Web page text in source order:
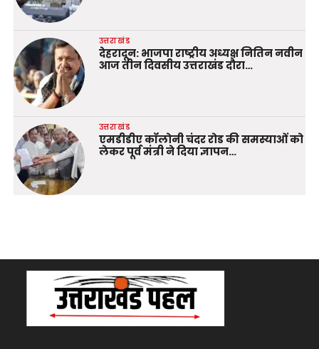
उत्तराखंड
देहरादून: भाजपा राष्ट्रीय अध्यक्ष नितिन नवीन
आज तीन दिवसीय उत्तराखंड दौरा…
उत्तराखंड
एमडीडीए कॉलोनी चंदर रोड की समस्याओं को
लेकर पूर्व मंत्री ने दिया ज्ञापन…